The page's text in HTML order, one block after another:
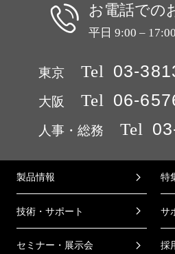
お電話での
平日 9:00 – 17:00
東京 Tel 03-
大阪 Tel 06-
人事・総務 Tel
製品情報 特
技術・サポート サ
セミナー・展示会 採